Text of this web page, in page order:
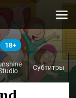
Субтитры